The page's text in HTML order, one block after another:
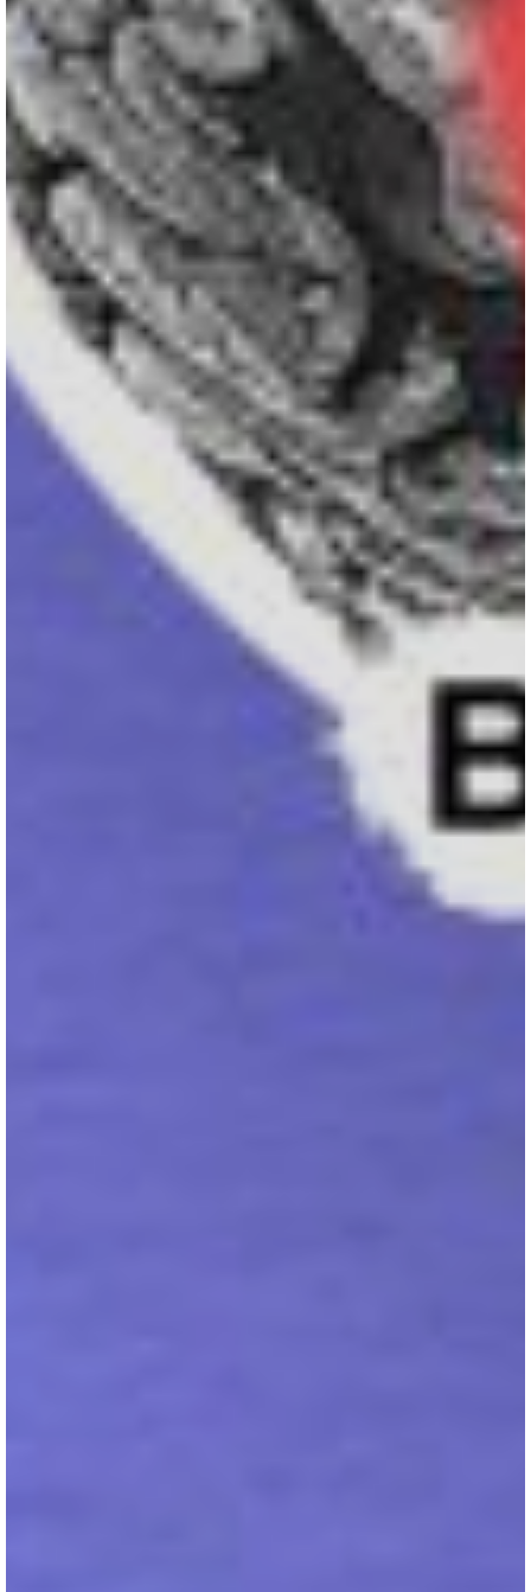
Inscrivez-vous à notre newsletter
Recevez la culture du 21e siècle dans votre boite
SIGN UP